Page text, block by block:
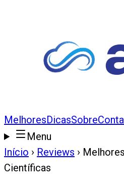
MelhoresDicasSobre
Menu
Início › Reviews ›
Científicas